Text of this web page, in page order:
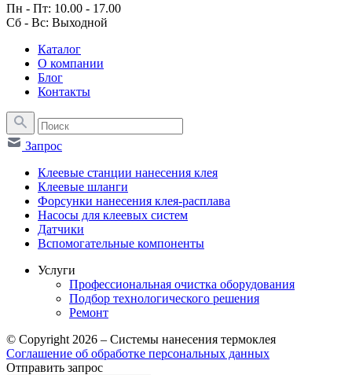
Пн - Пт: 10.00 - 17.00
Сб - Вс: Выходной
Каталог
О компании
Блог
Контакты
Запрос
Клеевые станции нанесения клея
Клеевые шланги
Форсунки нанесения клея-расплава
Насосы для клеевых систем
Датчики
Вспомогательные компоненты
Услуги
Профессиональная очистка оборудования
Подбор технологического решения
Ремонт
© Copyright 2026 – Системы нанесения термоклея
Соглашение об обработке персональных данных
Отправить запрос